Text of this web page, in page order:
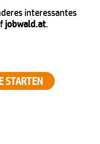
interessantes
jobwald.at.
STARTEN